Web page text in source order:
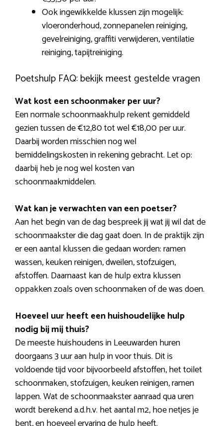
Ook ingewikkelde klussen zijn mogelijk:
vloeronderhoud, zonnepanelen reiniging,
gevelreiniging, graffiti verwijderen, ventilatie
reiniging, tapijtreiniging.
Poetshulp FAQ: bekijk meest gestelde vragen
Wat kost een schoonmaker per uur?
Een normale schoonmaakhulp rekent gemiddeld
gezien tussen de €12,80 tot wel €18,00 per uur.
Daarbij worden misschien nog wel
bemiddelingskosten in rekening gebracht. Let op:
daarbij heb je nog wel kosten van
schoonmaakmiddelen.
Wat kan je verwachten van een poetser?
Aan het begin van de dag bespreek jij wat jij wil dat de
schoonmaakster die dag gaat doen. In de praktijk zijn
er een aantal klussen die gedaan worden: ramen
wassen, keuken reinigen, dweilen, stofzuigen,
afstoffen. Daarnaast kan de hulp extra klussen
oppakken zoals oven schoonmaken of de was doen.
Hoeveel uur heeft een huishoudelijke hulp
nodig bij mij thuis?
De meeste huishoudens in Leeuwarden huren
doorgaans 3 uur aan hulp in voor thuis. Dit is
voldoende tijd voor bijvoorbeeld afstoffen, het toilet
schoonmaken, stofzuigen, keuken reinigen, ramen
lappen. Wat de schoonmaakster aanraad qua uren
wordt berekend a.d.h.v. het aantal m2, hoe netjes je